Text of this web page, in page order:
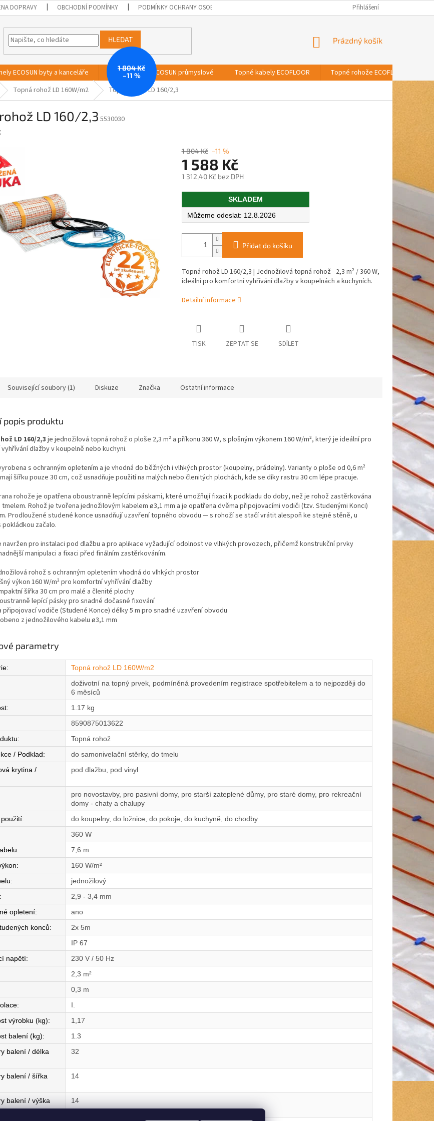
DOPRAVY OBCHODNÍ PODMÍNKY PODMÍNKY OCHRANY OSOBNÍCH ÚDAJŮ Přihlášení
HLEDAT
NÁKUPNÍ
Prázdný košík
ECOSUN byty a kanceláře Sálavé panely ECOSUN průmyslové Topné kabely ECOFLOOR Topné rohože ECOFLOOR
Topná rohož LD 160W/m2 Topná rohož LD 160/2,3
LD 160/2,35530030
1 804 Kč
–11 %
1 804 Kč –11 %
1 588 Kč
1 312,40 Kč bez DPH
Měrná
SKLADEM
12.8.2026
Přidat do košíku
Topná rohož LD 160/2,3 | Jednožilová topná rohož - 2,3 m² / 360 W,
ideální pro komfortní vyhřívání dlažby v koupelnách a kuchyních.
Detailní informace
TISK ZEPTAT SE SDÍLET
Související soubory (1) Diskuze Značka Ostatní informace
popis produktu
LD 160/2,3 je jednožilová topná rohož o ploše 2,3 m² a příkonu 360 W, s plošným výkonem 160 W/m², který je ideální pro
dlažby v koupelně nebo kuchyni.
s ochranným opletením a je vhodná do běžných i vlhkých prostor (koupelny, prádelny). Varianty o ploše od 0,6 m²
šířku pouze 30 cm, což usnadňuje použití na malých nebo členitých plochách, kde se díky rastru 30 cm lépe pracuje.
rohože je opatřena oboustranně lepícími páskami, které umožňují fixaci k podkladu do doby, než je rohož zastěrkována
Rohož je tvořena jednožilovým kabelem ø3,1 mm a je opatřena dvěma připojovacími vodiči (tzv. Studenými Konci)
Prodloužené studené konce usnadňují uzavření topného obvodu — s rohoží se stačí vrátit alespoň ke stejné stěně, u
začalo.
navržen pro instalaci pod dlažbu a pro aplikace vyžadující odolnost ve vlhkých provozech, přičemž konstrukční prvky
manipulaci a fixaci před finálním zastěrkováním.
rohož s ochranným opletením vhodná do vlhkých prostor
výkon 160 W/m² pro komfortní vyhřívání dlažby
šířka 30 cm pro malé a členité plochy
lepící pásky pro snadné dočasné fixování
připojovací vodiče (Studené Konce) délky 5 m pro snadné uzavření obvodu
z jednožilového kabelu ø3,1 mm
parametry
:
Topná rohož LD 160W/m2
doživotní na topný prvek, podmíněná provedením registrace spotřebitelem a to nejpozději do
6 měsíců
:
1.17 kg
8590875013622
:
Topná rohož
/ Podklad:
do samonivelační stěrky, do tmelu
krytina /
pod dlažbu, pod vinyl
pro novostavby, pro pasivní domy, pro starší zateplené důmy, pro staré domy, pro rekreační
domy - chaty a chalupy
:
do koupelny, do ložnice, do pokoje, do kuchyně, do chodby
360 W
:
7,6 m
:
160 W/m²
:
jednožilový
:
2,9 - 3,4 mm
opletení:
ano
konců:
2x 5m
IP 67
napětí:
230 V / 50 Hz
2,3 m²
0,3 m
:
I.
výrobku (kg):
1,17
balení (kg):
1.3
balení / délka
32
balení / šířka
14
balení / výška
14